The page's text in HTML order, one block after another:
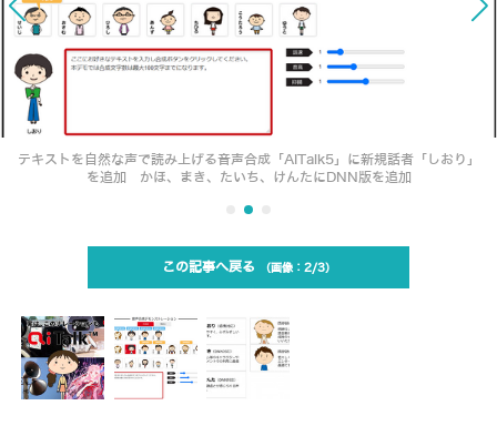
テキストを自然な声で読み上げる音声合成「AITalk5」に新規話者「しおり」
を追加 かほ、まき、たいち、けんたにDNN版を追加
この記事へ戻る 2/3